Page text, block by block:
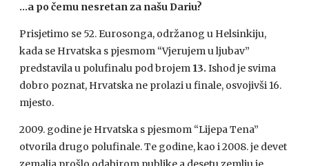
…a po čemu nesretan za našu Dariu?
Prisjetimo se 52. Eurosonga, održanog u Helsinkiju,
kada se Hrvatska s pjesmom “Vjerujem u ljubav”
predstavila u polufinalu pod brojem 13. Ishod je svima
dobro poznat, Hrvatska ne prolazi u finale, osvojivši 16.
mjesto.
2009. godine je Hrvatska s pjesmom “Lijepa Tena”
otvorila drugo polufinale. Te godine, kao i 2008. je devet